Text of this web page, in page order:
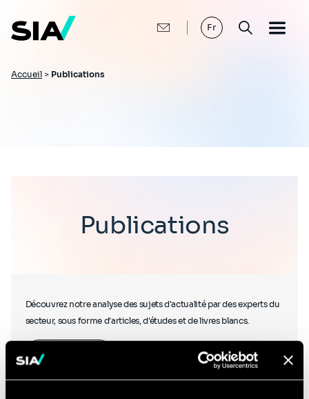
contenu
principal
Fr
Fil
Accueil > Publications
Publications
Découvrez notre analyse des sujets d'actualité par des experts du
secteur, sous forme d'articles, d'études et de livres blancs.
En savoir plus